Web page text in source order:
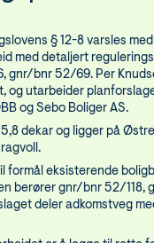
§ 12-8 varsles
med detaljert
gnr/bnr 52/69. Per
og utarbeider
og Sebo Boliger AS.
dekar og ligger på
formål eksisterende
berører gnr/bnr 52/118,
deler adkomstveg